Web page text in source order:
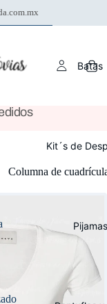
Batas
Kit´s de
Pijamas
Columna de